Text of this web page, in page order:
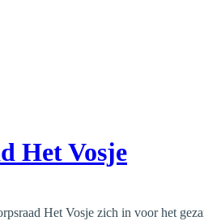
Het Vosje
Het Vosje zich in voor het